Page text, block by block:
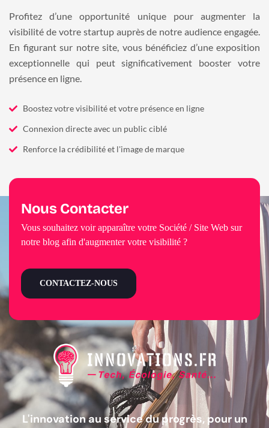
Profitez d’une opportunité unique pour augmenter la
visibilité de votre startup auprès de notre audience engagée.
En figurant sur notre site, vous bénéficiez d’une exposition
exceptionnelle qui peut significativement booster votre
présence en ligne.
Boostez votre visibilité et votre présence en ligne
Connexion directe avec un public ciblé
Renforce la crédibilité et l'image de marque
L'innovation au service du progrès, pour un
Nous Contacter
Vous souhaitez voir apparaître votre Société / Site Web sur
notre blog afin d'augmenter votre visibilité ?
CONTACTEZ-NOUS